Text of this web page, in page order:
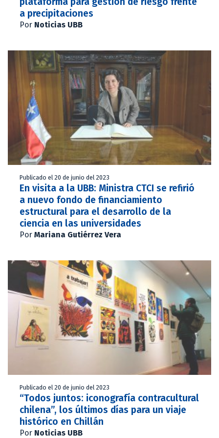
a precipitaciones
Por Noticias UBB
Publicado el 20 de junio del 2023
En visita a la UBB: Ministra CTCI se refirió
a nuevo fondo de financiamiento
estructural para el desarrollo de la
ciencia en las universidades
Por Mariana Gutiérrez Vera
Publicado el 20 de junio del 2023
“Todos juntos: iconografía contracultural
chilena”, los últimos días para un viaje
histórico en Chillán
Por Noticias UBB